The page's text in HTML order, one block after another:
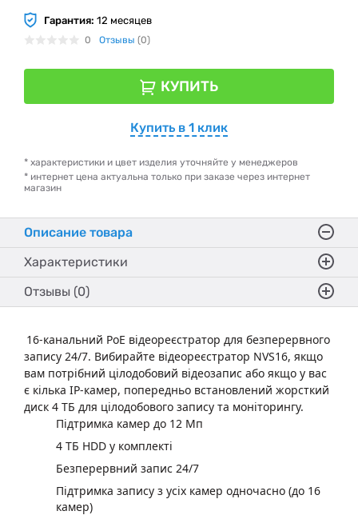
Гарантия: 12 месяцев
0 Отзывы (0)
КУПИТЬ
Купить в 1 клик
* характеристики и цвет изделия уточняйте у менеджеров
* интернет цена актуальна только при заказе через интернет
магазин
Описание товара
Характеристики
Отзывы (0)
16-канальний PoE відеореєстратор для безперервного
запису 24/7. Вибирайте відеореєстратор NVS16, якщо
вам потрібний цілодобовий відеозапис або якщо у вас
є кілька IP-камер, попередньо встановлений жорсткий
диск 4 ТБ для цілодобового запису та моніторингу.
Підтримка камер до 12 Мп
4 ТБ HDD у комплекті
Безперервний запис 24/7
Підтримка запису з усіх камер одночасно (до 16
камер)